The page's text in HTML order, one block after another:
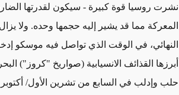
نشرت روسيا قوة كبيرة - سيكون لقدرتها
المعركة مما قد يشير إليه حجمها وحده. ولا
النهائي، في الوقت الذي تواصل فيه موسكو
أبرزها القذائف الانسيابية (صواريخ "كروز")
حلب وإدلب في السابع من تشرين الأول/